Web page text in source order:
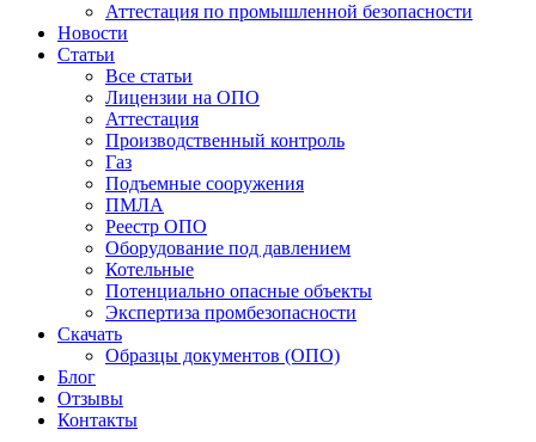
Аттестация по промышленной безопасности
Новости
Статьи
Все статьи
Лицензии на ОПО
Аттестация
Производственный контроль
Газ
Подъемные сооружения
ПМЛА
Реестр ОПО
Оборудование под давлением
Котельные
Потенциально опасные объекты
Экспертиза промбезопасности
Скачать
Образцы документов (ОПО)
Блог
Отзывы
Контакты